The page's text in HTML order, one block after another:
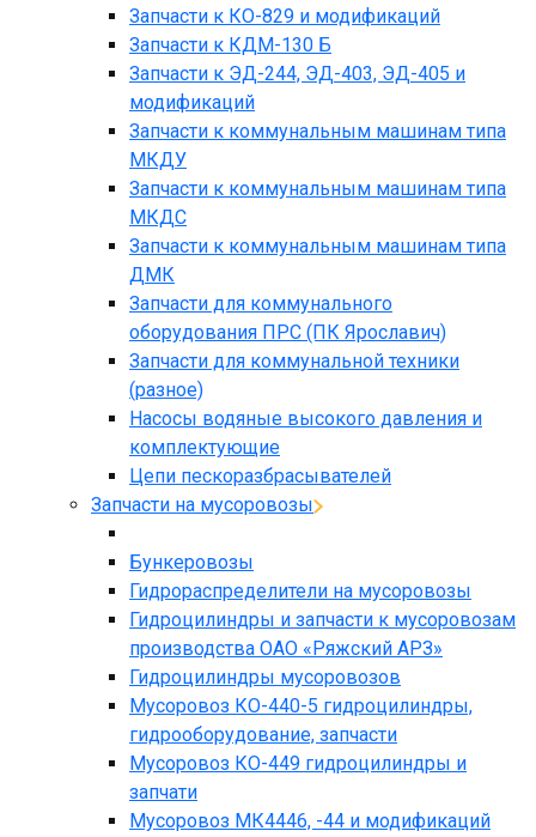
Запчасти к КО-829 и модификаций
Запчасти к КДМ-130 Б
Запчасти к ЭД-244, ЭД-403, ЭД-405 и
модификаций
Запчасти к коммунальным машинам типа
МКДУ
Запчасти к коммунальным машинам типа
МКДС
Запчасти к коммунальным машинам типа
ДМК
Запчасти для коммунального
оборудования ПРС (ПК Ярославич)
Запчасти для коммунальной техники
(разное)
Насосы водяные высокого давления и
комплектующие
Цепи пескоразбрасывателей
Запчасти на мусоровозы
Бункеровозы
Гидрораспределители на мусоровозы
Гидроцилиндры и запчасти к мусоровозам
производства ОАО «Ряжский АРЗ»
Гидроцилиндры мусоровозов
Мусоровоз КО-440-5 гидроцилиндры,
гидрооборудование, запчасти
Мусоровоз КО-449 гидроцилиндры и
запчати
Мусоровоз МК4446, -44 и модификаций